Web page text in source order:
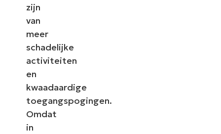
zijn
van
meer
schadelijke
activiteiten
en
kwaadaardige
toegangspogingen.
Omdat
in